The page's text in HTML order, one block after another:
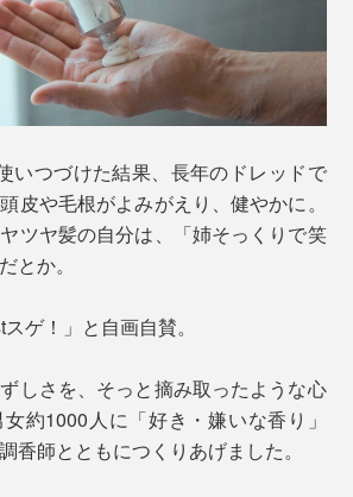
いつづけた結果、長年のドレッドで
皮や毛根がよみがえり、健やかに。
ツヤ髪の自分は、「姉そっくりで笑
とか。
ゲ！」と自画自賛。
しさを、そっと摘み取ったような心
約1000人に「好き・嫌いな香り」
香師とともにつくりあげました。